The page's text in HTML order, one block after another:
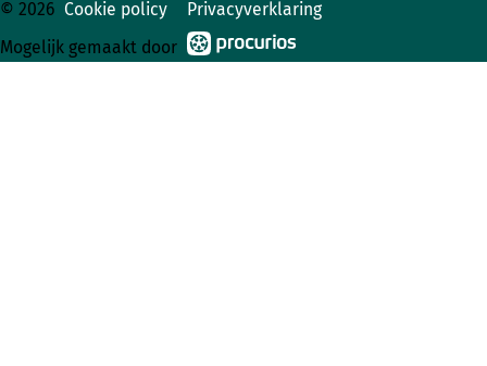
© 2026 Cookie policy
Privacyverklaring
Mogelijk gemaakt door